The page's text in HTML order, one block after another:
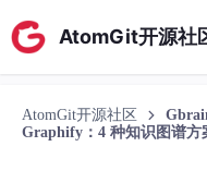
AtomGit开源社
AtomGit开源社区
Graphify：4 种知识图谱方